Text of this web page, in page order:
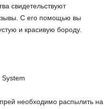
свидетельствуют
С его помощью вы
и красивую бороду.
необходимо распылить на